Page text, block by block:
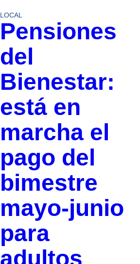
LOCAL
Pensiones
del
Bienestar:
está en
marcha el
pago del
bimestre
mayo-junio
para
adultos